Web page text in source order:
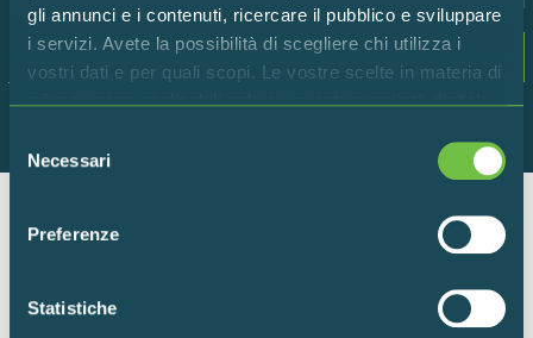
gli annunci e i contenuti, ricercare il pubblico e sviluppare
i servizi. Avete la possibilità di scegliere chi utilizza i
vostri dati e per quali scopi. Le vostre scelte in materia di
privacy sono applicabili solo su questa proprietà digitale
modificare o revocare il proprio consenso in qualsiasi
momento dalla Dichiarazione sui cookie o facendo clic
raccogliere informazioni sulla tua posizione
geografica, con un'approssimazione di qualche
delNecessari
Preferenze
Statistiche
Dichiaro di accettare i termini dellaprivacy
policy
Ente per la gestione della Riserva Naturale “Torbiere del
Via Europa 5 – 25050 Provaglio d’Iseo (BS)